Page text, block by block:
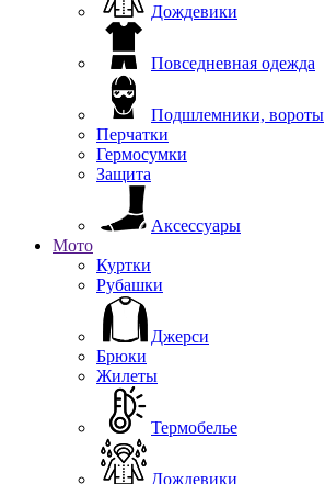
Дождевики
Повседневная одежда
Подшлемники, вороты
Перчатки
Гермосумки
Защита
Аксессуары
Мото
Куртки
Рубашки
Джерси
Брюки
Жилеты
Термобелье
Дождевики